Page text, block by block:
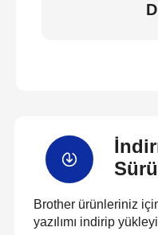
Brother ürünleriniz
yazılımı indirip